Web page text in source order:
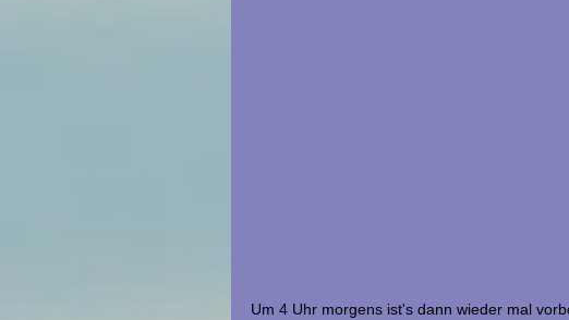
Um 4 Uhr morgens ist's dann wieder mal